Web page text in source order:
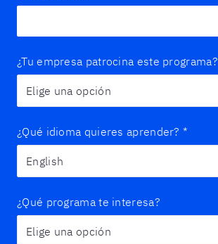
¿Tu empresa patrocina este programa?
¿Qué idioma quieres aprender? *
¿Qué programa te interesa?